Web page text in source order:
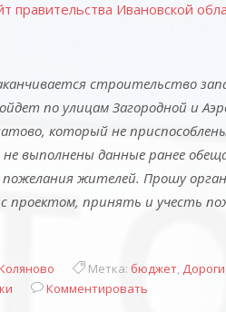
правительства Ивановской
строительство
по улицам Загородной и
который не
выполнены данные ранее
жителей. Прошу
проектом, принять и учесть
Метка: бюджет, Дороги
Комментировать